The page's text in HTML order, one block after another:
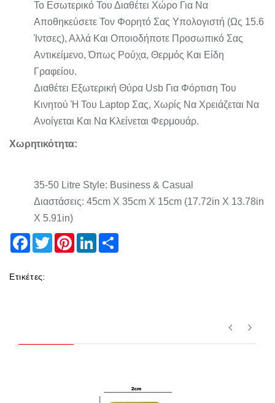
Το Εσωτερικό Του Διαθέτει Χώρο Για Να
Αποθηκεύσετε Τον Φορητό Σας Υπολογιστή (ως 15.6
Ίντσες), Αλλά Και Οποιοδήποτε Προσωπικό Σας
Αντικείμενο, Όπως Ρούχα, Θερμός Και Είδη
Γραφείου.
Διαθέτει Εξωτερική Θύρα Usb Για Φόρτιση Του
Κινητού Ή Του Laptop Σας, Χωρίς Να Χρειάζεται Να
Ανοίγεται Και Να Κλείνεται Φερμουάρ.
Xωρητικότητα:
35-50 Litre Style: Business & Casual
Διαστάσεις: 45cm X 35cm X 15cm (17.72in X 13.78in
X 5.91in)
Facebook
TwitterPinterestLinkedIn
Ετικέτες: